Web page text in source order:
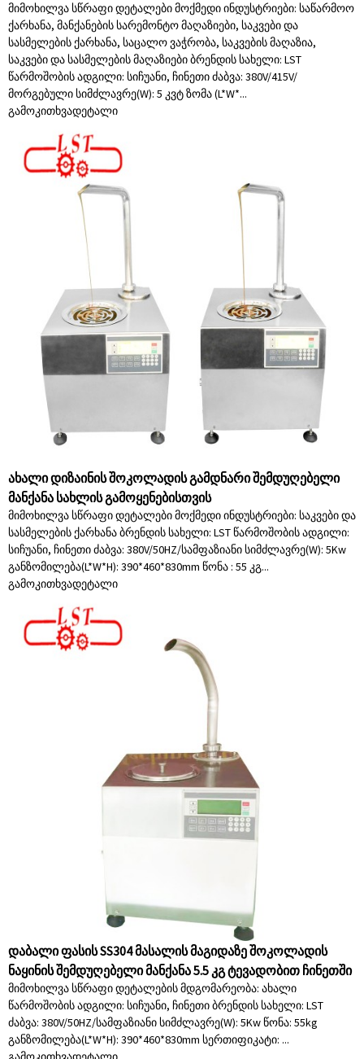
მიმოხილვა სწრაფი დეტალები მოქმედი ინდუსტრიები: საწარმოო
ქარხანა, მანქანების სარემონტო მაღაზიები, საკვები და
სასმელების ქარხანა, საცალო ვაჭრობა, საკვების მაღაზია,
საკვები და სასმელების მაღაზიები ბრენდის სახელი: LST
წარმოშობის ადგილი: სიჩუანი, ჩინეთი ძაბვა: 380V/415V/
მორგებული სიმძლავრე(W): 5 კვტ ზომა (L*W*...
გამოკითხვადეტალი
ახალი დიზაინის შოკოლადის გამდნარი შემდუღებელი
მანქანა სახლის გამოყენებისთვის
მიმოხილვა სწრაფი დეტალები მოქმედი ინდუსტრიები: საკვები და
სასმელების ქარხანა ბრენდის სახელი: LST წარმოშობის ადგილი:
სიჩუანი, ჩინეთი ძაბვა: 380V/50HZ/სამფაზიანი სიმძლავრე(W): 5Kw
განზომილება(L*W*H): 390*460*830mm წონა : 55 კგ...
გამოკითხვადეტალი
დაბალი ფასის SS304 მასალის მაგიდაზე შოკოლადის
ნაყინის შემდუღებელი მანქანა 5.5 კგ ტევადობით ჩინეთში
მიმოხილვა სწრაფი დეტალების მდგომარეობა: ახალი
წარმოშობის ადგილი: სიჩუანი, ჩინეთი ბრენდის სახელი: LST
ძაბვა: 380V/50HZ/სამფაზიანი სიმძლავრე(W): 5Kw წონა: 55kg
განზომილება(L*W*H): 390*460*830mm სერთიფიკატი: ...